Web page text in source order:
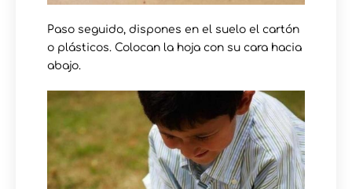
Paso seguido, dispones en el suelo el cartón
o plásticos. Colocan la hoja con su cara hacia
abajo.